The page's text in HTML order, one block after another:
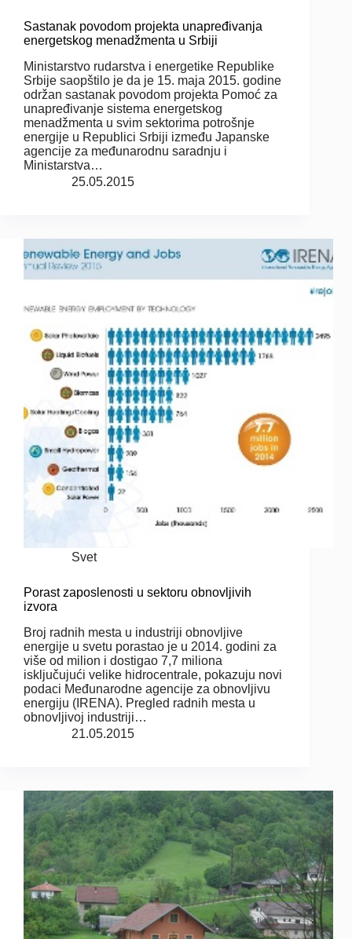
Sastanak povodom projekta unapređivanja
energetskog menadžmenta u Srbiji
Ministarstvo rudarstva i energetike Republike
Srbije saopštilo je da je 15. maja 2015. godine
održan sastanak povodom projekta Pomoć za
unapređivanje sistema energetskog
menadžmenta u svim sektorima potrošnje
energije u Republici Srbiji između Japanske
agencije za međunarodnu saradnju i
Ministarstva…
25.05.2015
Svet
Porast zaposlenosti u sektoru obnovljivih
izvora
Broj radnih mesta u industriji obnovljive
energije u svetu porastao je u 2014. godini za
više od milion i dostigao 7,7 miliona
isključujući velike hidrocentrale, pokazuju novi
podaci Međunarodne agencije za obnovljivu
energiju (IRENA). Pregled radnih mesta u
obnovljivoj industriji…
21.05.2015